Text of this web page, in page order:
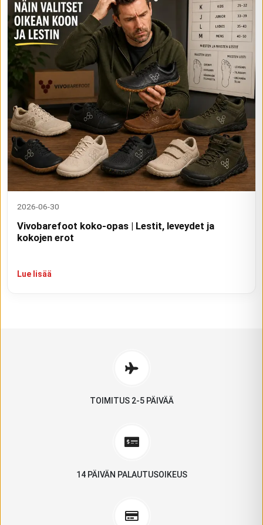
2026-06-30
Vivobarefoot koko-opas | Lestit, leveydet ja
kokojen erot
Lue lisää
TOIMITUS 2-5 PÄIVÄÄ
14 PÄIVÄN PALAUTUSOIKEUS